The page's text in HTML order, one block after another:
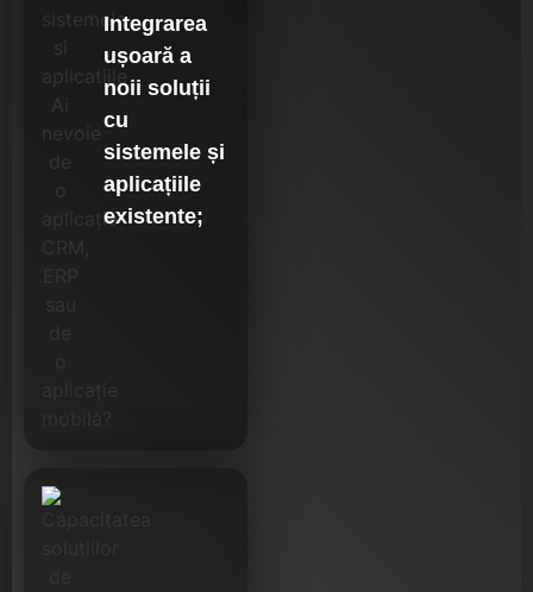
Integrarea
ușoară a
noii soluții
cu
sistemele și
aplicațiile
existente;